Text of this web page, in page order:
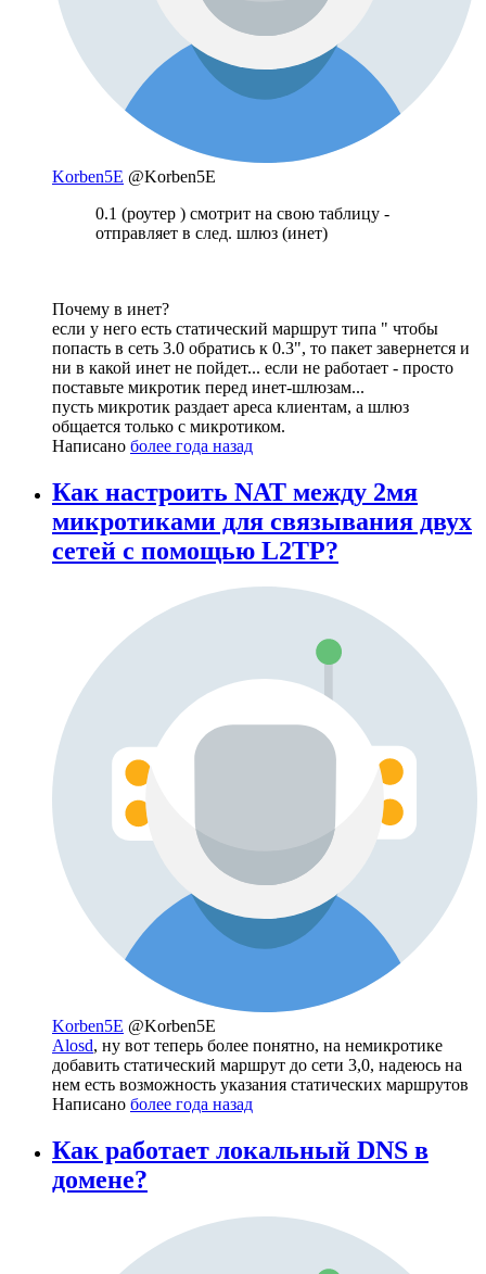
Korben5E @Korben5E
0.1 (роутер ) смотрит на свою таблицу -
отправляет в след. шлюз (инет)
Почему в инет?
если у него есть статический маршрут типа " чтобы
попасть в сеть 3.0 обратись к 0.3", то пакет завернется и
ни в какой инет не пойдет... если не работает - просто
поставьте микротик перед инет-шлюзам...
пусть микротик раздает ареса клиентам, а шлюз
общается только с микротиком.
Написано более года назад
Как настроить NAT между 2мя
микротиками для связывания двух
сетей с помощью L2TP?
Korben5E @Korben5E
Alosd, ну вот теперь более понятно, на немикротике
добавить статический маршрут до сети 3,0, надеюсь на
нем есть возможность указания статических маршрутов
Написано более года назад
Как работает локальный DNS в
домене?